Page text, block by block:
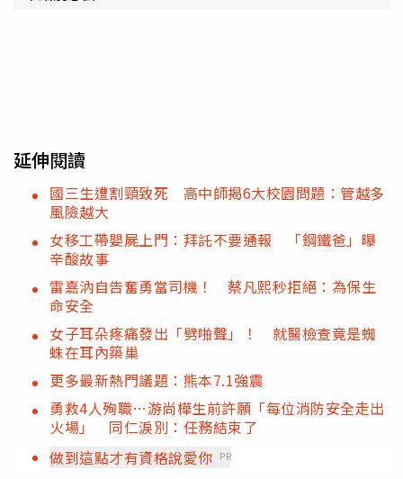
延伸閱讀
國三生遭割頸致死 高中師揭6大校園問題：管越多
風險越大
女移工帶嬰屍上門：拜託不要通報 「鋼鐵爸」曝
辛酸故事
雷嘉汭自告奮勇當司機！ 蔡凡熙秒拒絕：為保生
命安全
女子耳朵疼痛發出「劈啪聲」！ 就醫檢查竟是蜘
蛛在耳內築巢
更多最新熱門議題：熊本7.1強震
勇救4人殉職…游尚樺生前許願「每位消防安全走出
火場」 同仁淚別：任務結束了
做到這點才有資格說愛你 PR